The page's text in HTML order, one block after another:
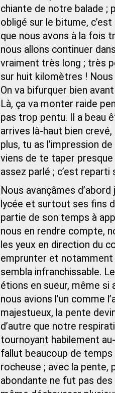
chiante de notre balade ;
obligé sur le bitume,
que nous avons à la fois
nous allons continuer
vraiment très long ; très
sur huit kilomètres ! Nous
On va bifurquer bien
Là, ça va monter raide
pas trop pentu. Il a beau
arrives là‑haut bien
plus, tu as l’impression
viens de te taper
assez parlé ; c’est
Nous avançâmes
lycée et surtout ses fins
partie de son temps à
nous en rendre compte,
les yeux en direction du
emprunter et notamment
sembla infranchissable.
étions en sueur, même si
nous avions l’un comme
majestueux, la pente
d’autre que notre
tournoyant habilement
fallut beaucoup de
rocheuse ; avec la pente,
abondante ne fut pas